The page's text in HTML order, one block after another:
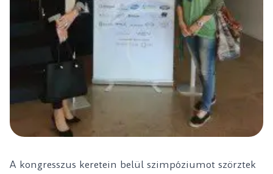
A kongresszus keretein belül szimpóziumot szörztek